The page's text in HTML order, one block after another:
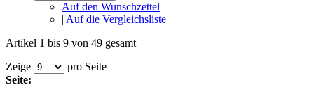
Auf den Wunschzettel
| Auf die Vergleichsliste
Artikel 1 bis 9 von 49 gesamt
Zeige
pro Seite
Seite: